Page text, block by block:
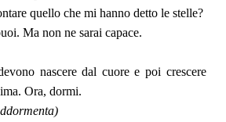
quello che mi hanno detto le stelle?
Ma non ne sarai capace.
nascere dal cuore e poi crescere
Ora, dormi.